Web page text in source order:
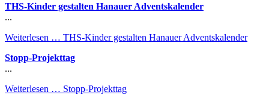
THS-Kinder gestalten Hanauer Adventskalender
...
Weiterlesen … THS-Kinder gestalten Hanauer Adventskalender
Stopp-Projekttag
...
Weiterlesen … Stopp-Projekttag